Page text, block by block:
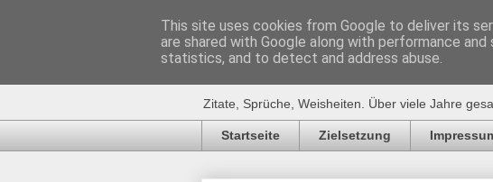
Zitat-Seite.de
Zitate, Sprüche, Weisheiten. Über viele Jahre
Startseite Zielsetzung
This site uses cookies from Google to deliver its
are shared with Google along with performance
statistics, and to detect and address abuse.